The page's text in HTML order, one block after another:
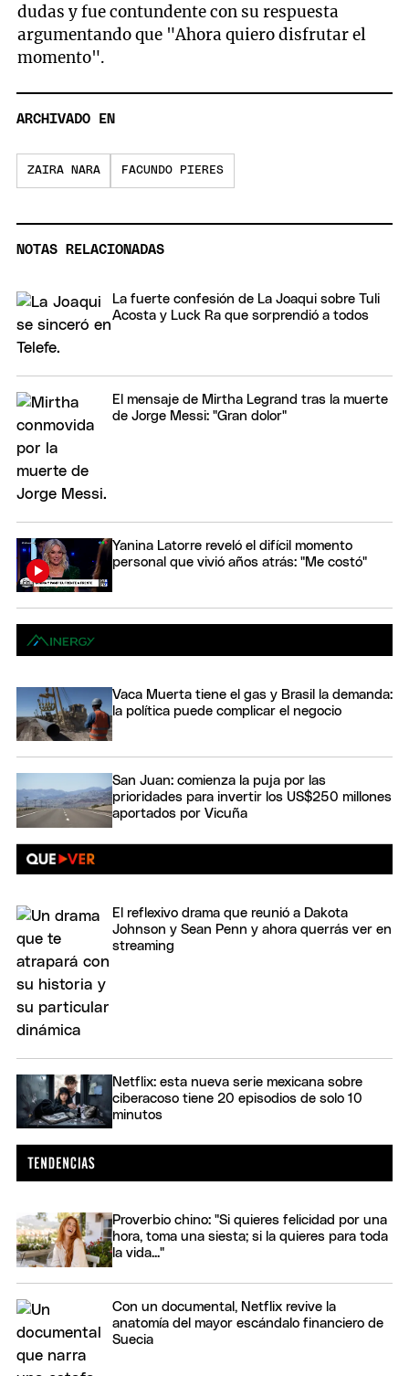
dudas y fue contundente con su respuesta
argumentando que "Ahora quiero disfrutar el
momento".
ARCHIVADO EN
ZAIRA NARA FACUNDO PIERES
NOTAS RELACIONADAS
La fuerte confesión de La Joaqui sobre Tuli
Acosta y Luck Ra que sorprendió a todos
El mensaje de Mirtha Legrand tras la muerte
de Jorge Messi: "Gran dolor"
Yanina Latorre reveló el difícil momento
personal que vivió años atrás: "Me costó"
Vaca Muerta tiene el gas y Brasil la demanda:
la política puede complicar el negocio
San Juan: comienza la puja por las
prioridades para invertir los US$250 millones
aportados por Vicuña
El reflexivo drama que reunió a Dakota
Johnson y Sean Penn y ahora querrás ver en
streaming
Netflix: esta nueva serie mexicana sobre
ciberacoso tiene 20 episodios de solo 10
minutos
Proverbio chino: "Si quieres felicidad por una
hora, toma una siesta; si la quieres para toda
la vida..."
Con un documental, Netflix revive la
anatomía del mayor escándalo financiero de
Suecia